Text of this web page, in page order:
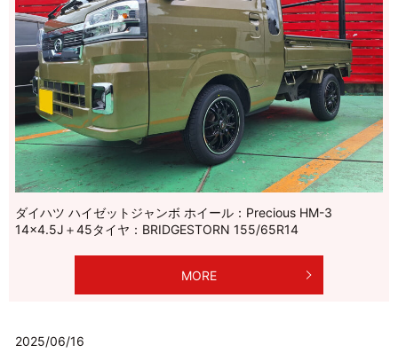
ダイハツ ハイゼットジャンボ ホイール：Precious HM-3
14×4.5J＋45タイヤ：BRIDGESTORN 155/65R14
MORE
2025/06/16